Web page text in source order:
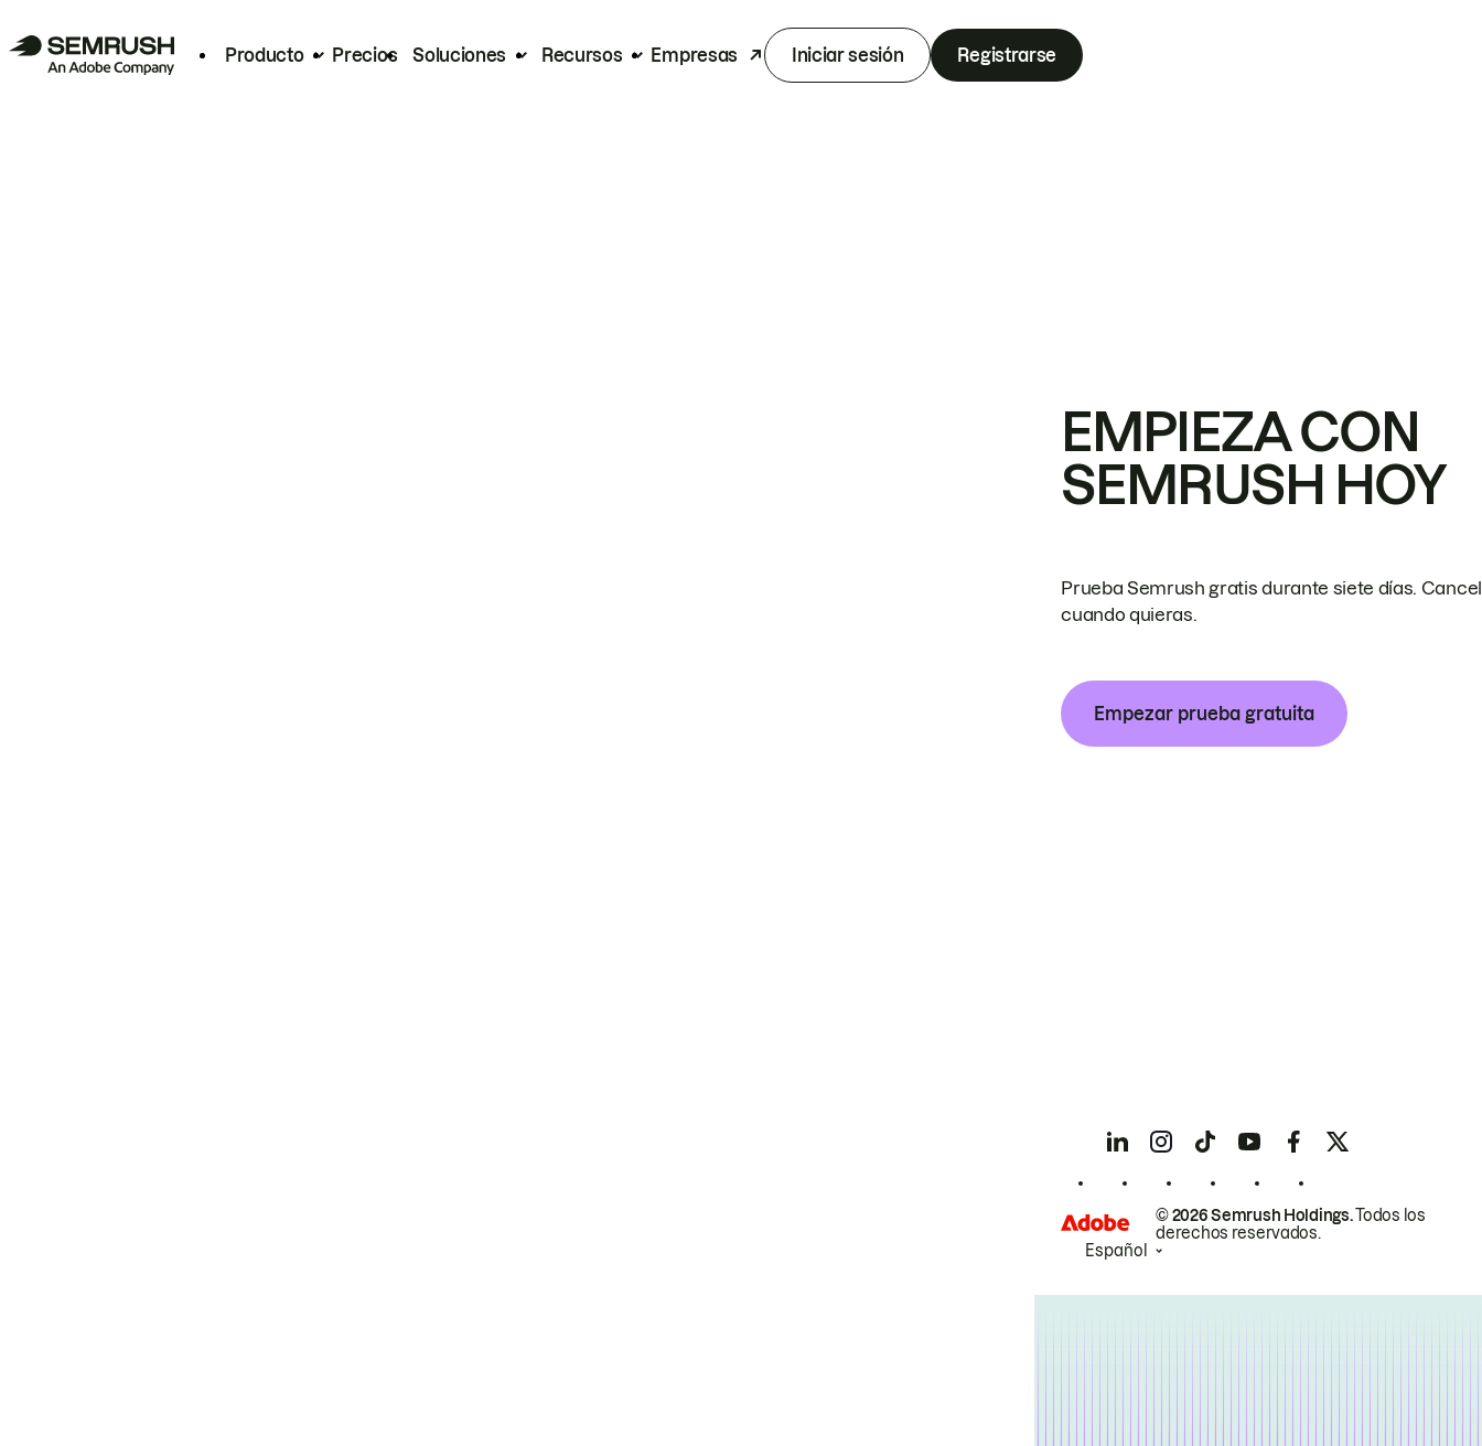
Producto Precios Soluciones Recursos Empresas Iniciar sesión Registrarse
EMPIEZA CON
SEMRUSH HOY
Prueba Semrush gratis durante siete días.
cuando quieras.
Empezar prueba gratuita
© 2026 Semrush Holdings.Todos los
derechos reservados.
Español